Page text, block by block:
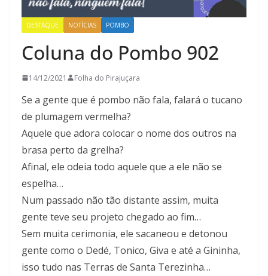
DESTAQUE NOTÍCIAS POMBO
Coluna do Pombo 902
14/12/2021 Folha do Pirajuçara
Se a gente que é pombo não fala, falará o tucano
de plumagem vermelha?
Aquele que adora colocar o nome dos outros na
brasa perto da grelha?
Afinal, ele odeia todo aquele que a ele não se
espelha…
Num passado não tão distante assim, muita
gente teve seu projeto chegado ao fim…
Sem muita cerimonia, ele sacaneou e detonou
gente como o Dedé, Tonico, Giva e até a Gininha,
isso tudo nas Terras de Santa Terezinha…